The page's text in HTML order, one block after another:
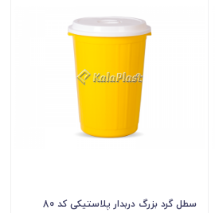
سطل گرد بزرگ دربدار پلاستیکی کد 80